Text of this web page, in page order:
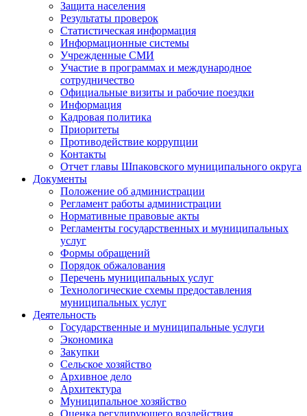
Защита населения
Результаты проверок
Статистическая информация
Информационные системы
Учрежденные СМИ
Участие в программах и международное
сотрудничество
Официальные визиты и рабочие поездки
Информация
Кадровая политика
Приоритеты
Противодействие коррупции
Контакты
Отчет главы Шпаковского муниципального округа
Документы
Положение об администрации
Регламент работы администрации
Нормативные правовые акты
Регламенты государственных и муниципальных
услуг
Формы обращений
Порядок обжалования
Перечень муниципальных услуг
Технологические схемы предоставления
муниципальных услуг
Деятельность
Государственные и муниципальные услуги
Экономика
Закупки
Сельское хозяйство
Архивное дело
Архитектура
Муниципальное хозяйство